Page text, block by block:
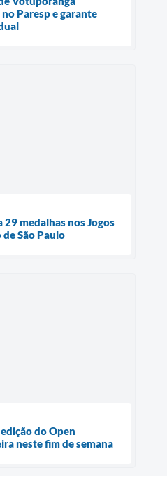
Paresp e garante
medalhas nos Jogos
São Paulo
do Open
neste fim de semana